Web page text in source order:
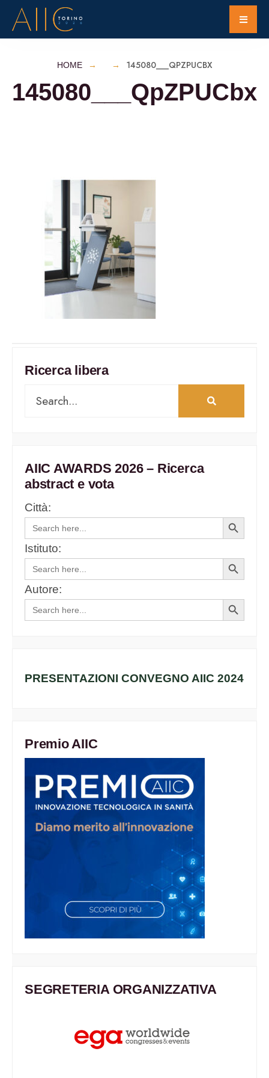
HOME 145080___QPZPUCBX
145080___QpZPUCbx
Ricerca libera
AIIC AWARDS 2026 – Ricerca
abstract e vota
Città:
Search
for:
Search
Button
Istituto:
Search
for:
Search
Button
Autore:
Search
for:
Search
Button
PRESENTAZIONI CONVEGNO AIIC 2024
Premio AIIC
SEGRETERIA ORGANIZZATIVA